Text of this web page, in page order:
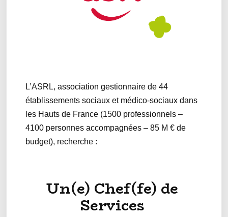
L’ASRL, association gestionnaire de 44
établissements sociaux et médico-sociaux dans
les Hauts de France (1500 professionnels –
4100 personnes accompagnées – 85 M € de
budget), recherche :
Un(e) Chef(fe) de
Services